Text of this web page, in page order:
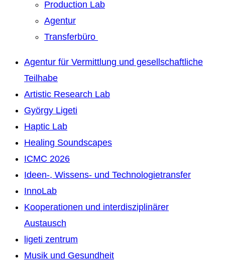
Production Lab
Agentur
Transferbüro
Agentur für Vermittlung und gesellschaftliche
Teilhabe
Artistic Research Lab
György Ligeti
Haptic Lab
Healing Soundscapes
ICMC 2026
Ideen-, Wissens- und Technologietransfer
InnoLab
Kooperationen und interdisziplinärer
Austausch
ligeti zentrum
Musik und Gesundheit